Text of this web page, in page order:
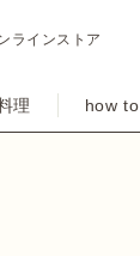
ラインストア
理 how to